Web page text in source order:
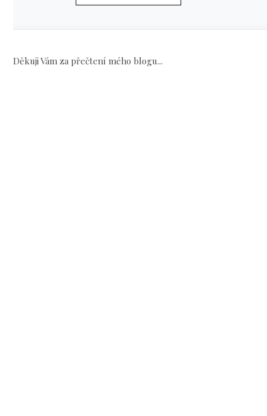
Děkuji Vám za přečtení mého blogu...